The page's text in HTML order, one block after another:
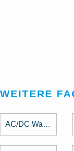
WEITERE
AC/DC Wandler